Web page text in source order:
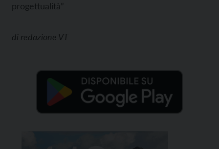
progettualità”
di redazione VT